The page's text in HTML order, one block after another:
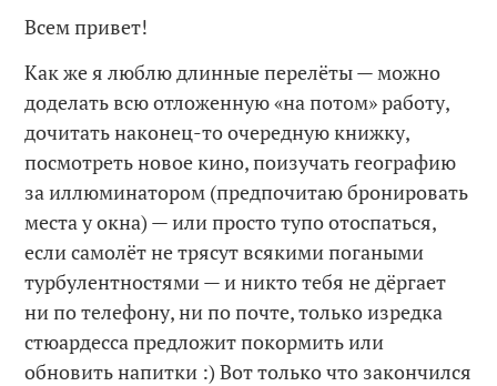
Всем привет!
Как же я люблю длинные перелёты — можно
доделать всю отложенную «на потом» работу,
дочитать наконец-то очередную книжку,
посмотреть новое кино, поизучать географию
за иллюминатором (предпочитаю бронировать
места у окна) — или просто тупо отоспаться,
если самолёт не трясут всякими погаными
турбулентностями — и никто тебя не дёргает
ни по телефону, ни по почте, только изредка
стюардесса предложит покормить или
обновить напитки :) Вот только что закончился